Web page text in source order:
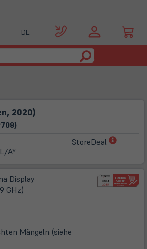
DE
2020)
)
A*
StoreDeal
(öffnet
Tab)
Display
GHz)
Mängeln (siehe